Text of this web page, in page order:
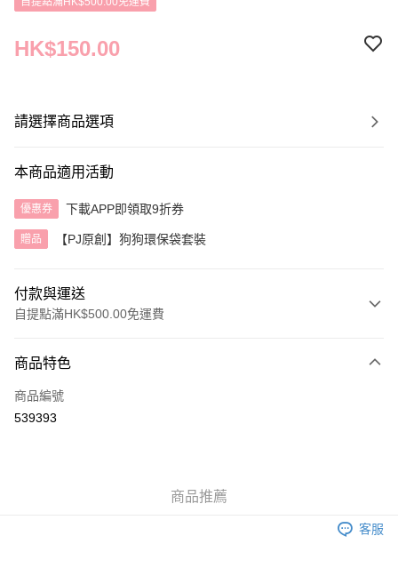
HK$150.00
請選擇商品選項
本商品適用活動
優惠券 下載APP即領取9折券
贈品 【PJ原創】狗狗環保袋套裝
付款與運送
自提點滿HK$500.00免運費
信用卡
AlipayHK
每筆HK$40.00，滿HK$500.00或以上免運費
商品特色
商品編號
539393
商品推薦
客服